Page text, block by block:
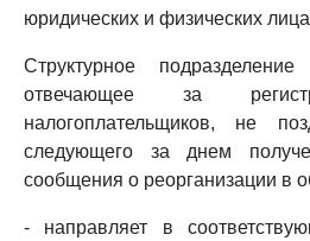
юридических и физических
Структурное
отвечающее за
налогоплательщиков, не
следующего за днем
сообщения о реорганизации в
- направляет в